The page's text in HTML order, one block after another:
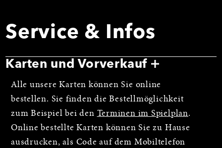
Service & Infos
Karten und Vorverkauf
Alle unsere Karten können Sie online
bestellen. Sie finden die Bestellmöglichkeit
zum Beispiel bei den Terminen im Spielplan.
Online bestellte Karten können Sie zu Hause
ausdrucken, als Code auf dem Mobiltelefon